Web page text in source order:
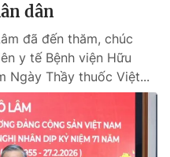
dân
đã đến thăm, chúc
y tế Bệnh viện Hữu
Ngày Thầy thuốc Việt...